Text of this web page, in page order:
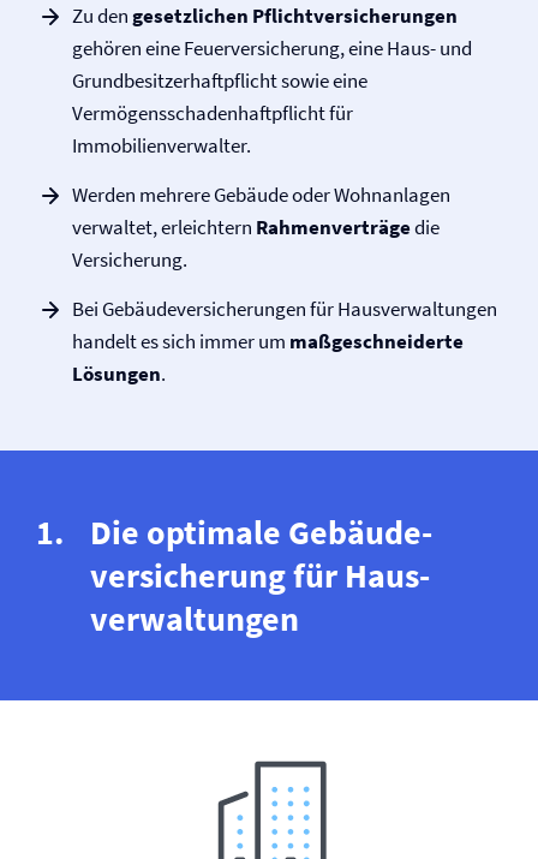
Zu dengesetzlichen Pflicht­versicherungen
gehören eine Feuer­versicherung, eine Haus- und
Grundbesitzer­haftpflicht sowie eine
Vermögensschaden­haftpflicht für
Immobilienverwalter.
Werden mehrere Gebäude oder Wohnanlagen
verwaltet, erleichtern Rahmenverträgedie
Versicherung.
Bei Gebäude­versicherungen für Haus­verwaltungen
handelt es sich immer um maßgeschneiderte
Lösungen.
Die optimale Gebäude­
versicherung für Haus­
verwaltungen